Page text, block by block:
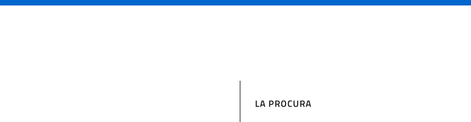
LA PROCURA